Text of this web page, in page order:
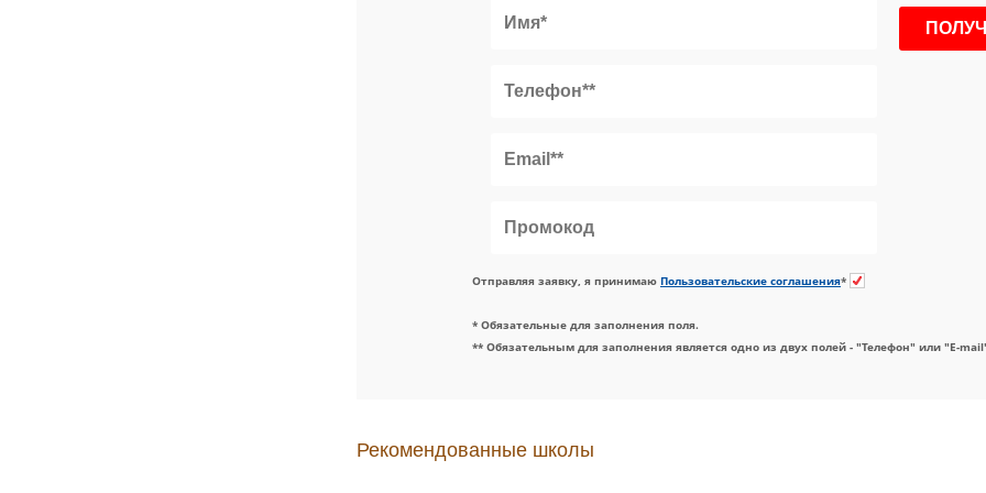
Отправляя заявку, я принимаю Пользовательские соглашения*
* Обязательные для заполнения поля.
** Обязательным для заполнения является одно из двух полей - "Телефон" или "E-
Рекомендованные школы